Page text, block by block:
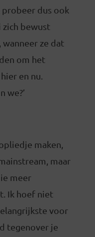
probeer dus ook
bewust
ze dat
om het
en nu.
we?’
maken,
maar
meer
Ik hoef niet
voor
tegenover je